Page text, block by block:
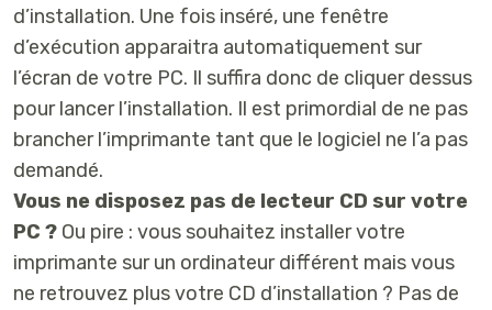
d’installation. Une fois inséré, une fenêtre
d’exécution apparaitra automatiquement sur
l’écran de votre PC. Il suffira donc de cliquer dessus
pour lancer l’installation. Il est primordial de ne pas
brancher l’imprimante tant que le logiciel ne l’a pas
demandé.
Vous ne disposez pas de lecteur CD sur votre
PC ? Ou pire : vous souhaitez installer votre
imprimante sur un ordinateur différent mais vous
ne retrouvez plus votre CD d’installation ? Pas de